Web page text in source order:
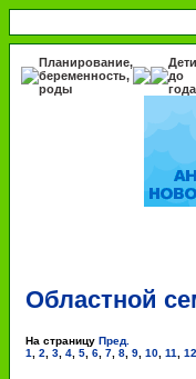
Планирование,
беременность,
роды
Дети
до
года
Областной
На страницу Пред.
1
2 3 4 5 6 7 8 9 10 11 12